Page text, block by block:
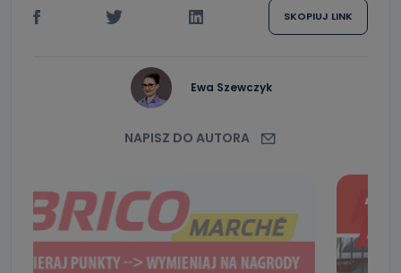
SKOPIUJ LINK
Ewa Szewczyk
NAPISZ DO AUTORA